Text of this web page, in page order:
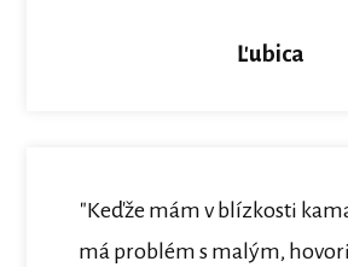
Ľubica
"Keďže mám v blízkosti
má problém s malým,